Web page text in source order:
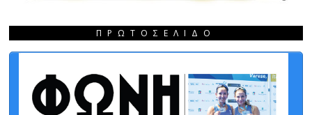
ΠΡΩΤΟΣΈΛΙΔΟ